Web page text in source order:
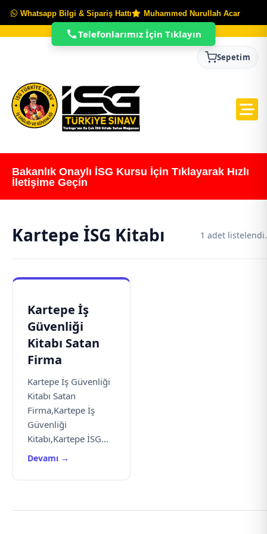
Whatsapp Bilgi & Sipariş Hattı Muhammed Nurullah Acar
Sepetim
Bakanlık Onaylı İSG Kursu İçin Tıklayarak Hızlı
İletişime Geçin
Kartepe İSG Kitabı 1 adet listelendi.
Kartepe İş
Güvenliği
Kitabı Satan
Firma
Kartepe İş Güvenliği
Kitabı Satan
Firma,Kartepe İş
Güvenliği
Kitabı,Kartepe İSG...
Devamı →
Telefonlarımız İçin Tıklayın